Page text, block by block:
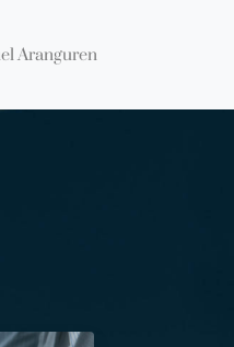
Aranguren